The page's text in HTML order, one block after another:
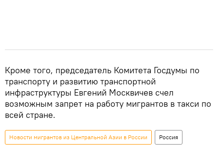
Кроме того, председатель Комитета Госдумы по
транспорту и развитию транспортной
инфраструктуры Евгений Москвичев счел
возможным запрет на работу мигрантов в такси по
всей стране.
Новости мигрантов из Центральной Азии в России Россия